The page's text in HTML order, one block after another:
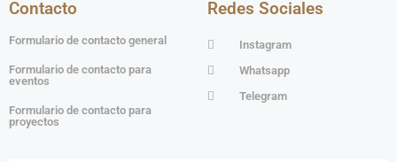
Contacto
Formulario de contacto general
Formulario de contacto para
eventos
Formulario de contacto para
proyectos
Redes Sociales
Instagram
Whatsapp
Telegram